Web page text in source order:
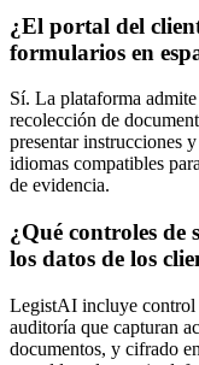
¿El portal del
formularios en
Sí. La plataforma
recolección de
presentar instrucciones
idiomas compatibles
de evidencia.
¿Qué controles de
los datos de los
LegistAI incluye control
auditoría que capturan
documentos, y cifrado